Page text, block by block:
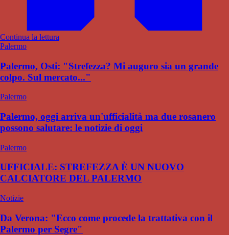
Continua la lettura
Palermo
Palermo, Osti: "Strefezza? Mi auguro sia un grande
colpo. Sul mercato..."
Palermo
Palermo, oggi arriva un'ufficialità ma due rosanero
possono salutare: le notizie di oggi
Palermo
UFFICIALE: STREFEZZA È UN NUOVO
CALCIATORE DEL PALERMO
Notizie
Da Verona: "Ecco come procede la trattativa con il
Palermo per Segre"